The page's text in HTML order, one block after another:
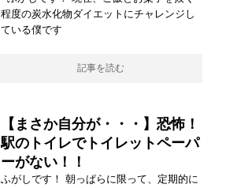
程度の炭水化物ダイエットにチャレンジし
ている僕です
記事を読む
【まさか自分が・・・】恐怖！
駅のトイレでトイレットペーパ
ーがない！！
ふがしです！ 朝っぱらに限って、定期的に